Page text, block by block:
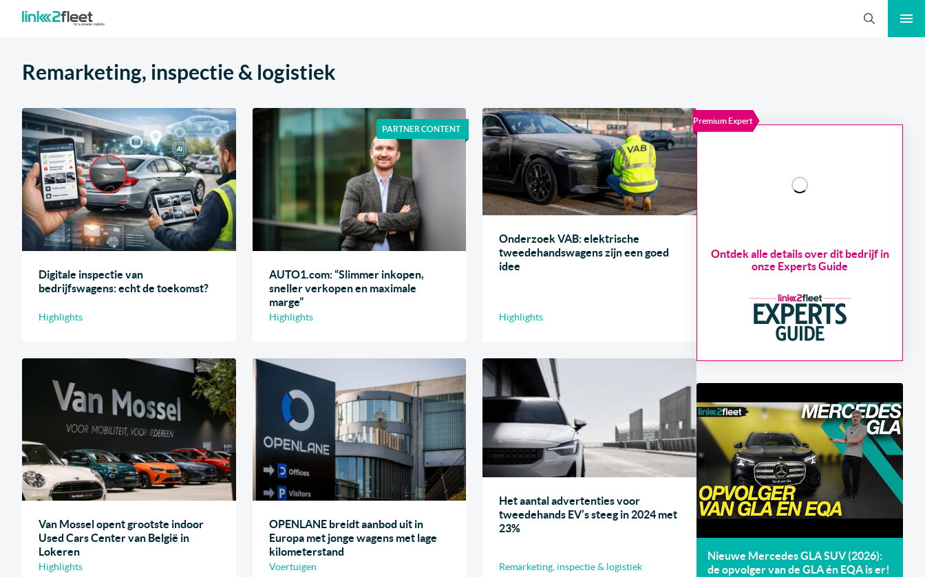
Remarketing, inspectie & logistiek
Digitale inspectie van
bedrijfswagens: echt de toekomst?
Highlights
PARTNER CONTENT
AUTO1.com: “Slimmer inkopen,
sneller verkopen en maximale
marge”
Highlights
Onderzoek VAB: elektrische
tweedehandswagens zijn een goed
idee
Highlights
Van Mossel opent grootste indoor
Used Cars Center van België in
Lokeren
Highlights
OPENLANE breidt aanbod uit in
Europa met jonge wagens met lage
kilometerstand
Voertuigen
Het aantal advertenties voor
tweedehands EV’s steeg in 2024 met
23%
Remarketing, inspectie & logistiek
Premium Expert
Ontdek alle details over dit bedrijf in
onze Experts Guide
Nieuwe Mercedes GLA SUV (2026):
de opvolger van de GLA én EQA is er!